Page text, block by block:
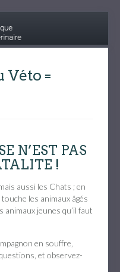
Véto =
N’EST PAS
!
aussi les Chats ; en
les animaux âgés
animaux jeunes qu’il faut
en souffre,
et observez-